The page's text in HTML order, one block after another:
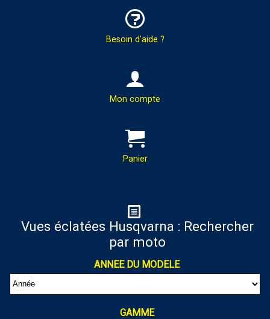
Besoin d'aide ?
HOTLINE & COMMANDES
PAR TÉLÉPHONE :
PAR MAIL :
Contactez-nous pour toutes
demandes de renseignements
Mon compte
Panier
Panier
Votre panier est vide
Vues éclatées Husqvarna : Rechercher
par moto
ANNEE DU MODELE
GAMME